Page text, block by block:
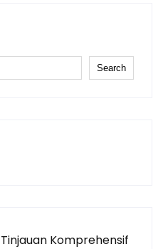
Search
Komprehensif